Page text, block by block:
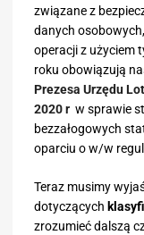
związane z
danych
operacji z użyciem
roku obowiązują
Prezesa Urzędu
2020 r w sprawie
bezzałogowych
oparciu o w/w
Teraz musimy
dotyczących
zrozumieć dalszą